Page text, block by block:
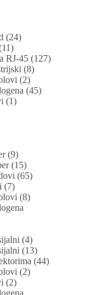
(24)
RJ-45 (127)
(8)
(2)
(45)
(1)
(9)
(15)
(65)
(7)
(8)
(4)
(13)
(44)
(2)
(2)